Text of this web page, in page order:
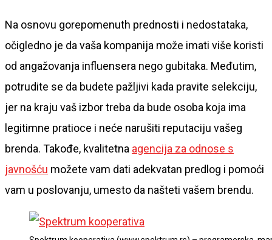
Na osnovu gorepomenuth prednosti i nedostataka,
očigledno je da vaša kompanija može imati više koristi
od angažovanja influensera nego gubitaka. Međutim,
potrudite se da budete pažljivi kada pravite selekciju,
jer na kraju vaš izbor treba da bude osoba koja ima
legitimne pratioce i neće narušiti reputaciju vašeg
brenda. Takođe, kvalitetna agencija za odnose s
javnošću možete vam dati adekvatan predlog i pomoći
vam u poslovanju, umesto da našteti vašem brendu.